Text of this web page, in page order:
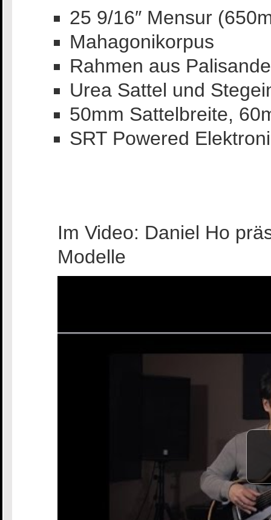
25 9/16″ Mensur
Mahagonikorpus
Rahmen aus
Urea Sattel und
50mm Sattelbreite,
SRT Powered
Im Video: Daniel Ho
Modelle